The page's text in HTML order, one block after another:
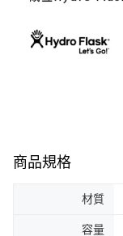
商品規格
材質
容量